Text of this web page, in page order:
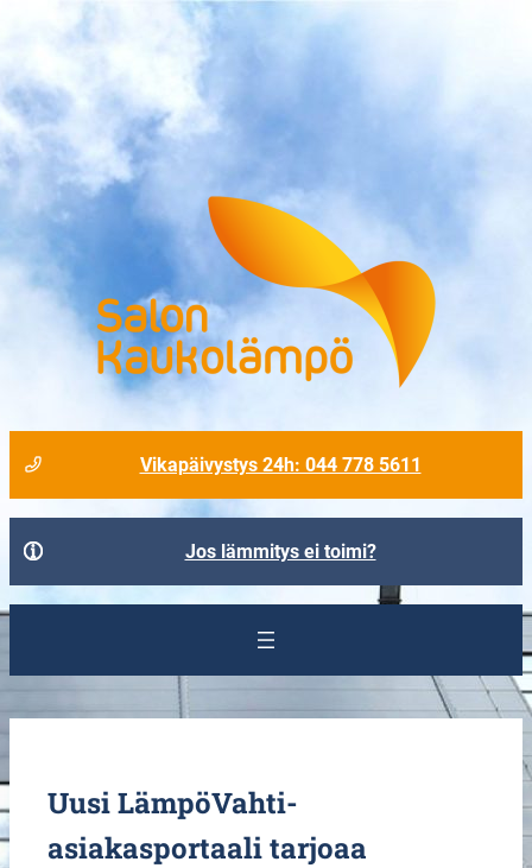
Vikapäivystys 24h: 044 778 5611
Jos lämmitys ei toimi?
Uusi LämpöVahti-
asiakasportaali tarjoaa